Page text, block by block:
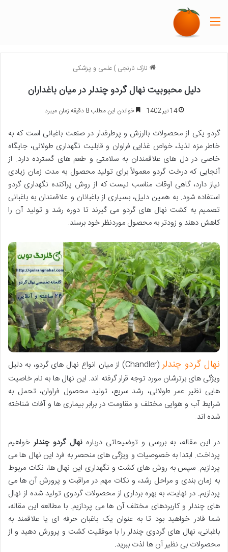
نازک نارنجی ) علمی و پزشکی
دلیل محبوبیت نهال گردو چندلر در میان باغداران
14 تیر 1402 خواندن این مطلب 8 دقیقه زمان میبرد
گردو یکی از محصولات باارزش و پرطرفدار در صنعت باغبانی است که به
خاطر مزه لذیذ، خواص غذایی فراوان و قابلیت نگهداری طولانی، جایگاه
خاصی در دل های علاقمندان به سلامتی و طعم های گسترده دارد. از
آنجایی که درخت گردو معمولاً برای تولید محصول به مدت زمان زیادی
نیاز دارد، گاهی اوقات مناسب نیست که از روش پراکنده نگهداری گردو
استفاده شود. به همین دلیل، بسیاری از باغبانان و علاقمندان به باغبانی
تصمیم به کشت نهال های گردو می گیرند تا دوره رشد و تولید آن را
کاهش دهند و زودتر به محصول موردنظر خود برسند.
نهال گردو چندلر
(Chandler) از میان انواع نهال های گردو، به دلیل
ویژگی های برترشان مورد توجه قرار گرفته اند. این نهال ها به نام خاصیت
هایی نظیر عمر طولانی، رشد سریع، تولید محصول فراوان، تحمل به
شرایط آب و هوایی مختلف و مقاومت در برابر بیماری ها و آفات شناخته
شده اند.
در این مقاله، به بررسی و توضیحاتی دربارهنهال گردو چندلرخواهیم
پرداخت. ابتدا به خصوصیات و ویژگی های منحصر به فرد این نهال ها می
پردازیم. سپس به روش های کشت و نگهداری این نهال ها، نکات مربوط
به زمان بندی و مراحل رشد، و نکات مهم در مراقبت و پرورش آن ها می
پردازیم. در نهایت، به بهره برداری از محصولات گردوی تولید شده از نهال
های چندلر و کاربردهای مختلف آن ها می پردازیم. با مطالعه این مقاله،
شما قادر خواهید بود تا به عنوان یک باغبان حرفه ای یا علاقمند به
باغبانی، نهال های گردوی چندلر را با موفقیت کشت و پرورش دهید و از
محصولات بی نظیر آن ها لذت ببرید.